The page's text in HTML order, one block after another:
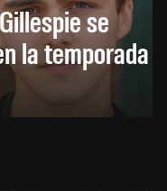
se
la temporada